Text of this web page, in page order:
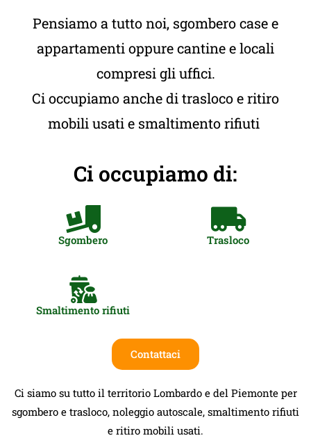
Pensiamo a tutto noi, sgombero case e
appartamenti oppure cantine e locali
compresi gli uffici.
Ci occupiamo anche di trasloco e ritiro
mobili usati e smaltimento rifiuti
Ci occupiamo di:
Sgombero Trasloco
Smaltimento rifiuti
Contattaci
Ci siamo su tutto il territorio Lombardo e del Piemonte per
sgombero e trasloco, noleggio autoscale, smaltimento rifiuti
e ritiro mobili usati.